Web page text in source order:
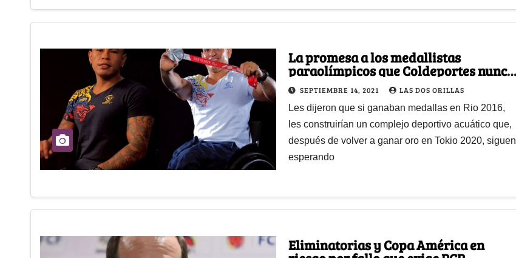
La promesa a los medallistas
paraolímpicos que Coldeportes nunca
cumplió
SEPTIEMBRE 14, 2021 LAS DOS ORILLAS
Les dijeron que si ganaban medallas en Rio 2016,
les construirían un complejo deportivo acuático que,
después de volver a ganar oro en Tokio 2020, siguen
esperando
Eliminatorias y Copa América en